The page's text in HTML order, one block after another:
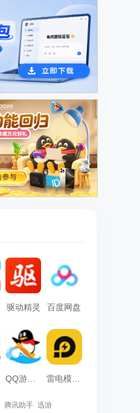
驱动精灵 百度网盘
雷电模拟器
腾讯助手 迅游